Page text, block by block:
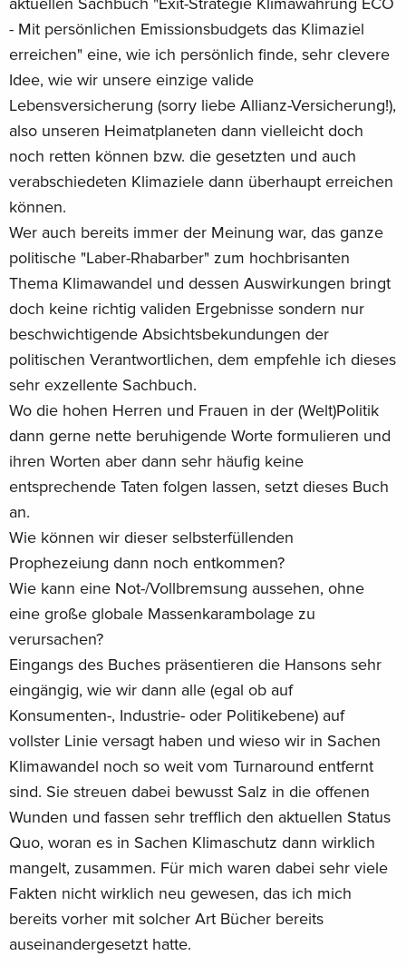
nachhaltige Ökonomie, und entwickelten das »Alternative
Klimakonzept«.
Summary
Der Klimawandel zählt zu den größten Herausforderungen,
die wir derzeit als Gesellschaft zu bewältigen haben. Aber
die bisherigen Maßnahmen der Politik zum Klimaschutz
reichen nicht aus. Die Emissionen steigen von Jahr zu Jahr
und waren noch nie so hoch wie heute. Deshalb braucht es
ein zuverlässiges und gerechtes Klimakonzept, um der
Erderwärmung und den Grenzen unseres Planeten
angemessen – in derselben Größenordnung wie dem
Problem selbst – zu begegnen.
Die NGO SaveClimate.Earth zeigt: Die Einführung einer
neuen Klimawährung ECO (Earth Carbon Obligation) würde
alle Produkte und Dienstleistungen mit einem separaten
Emissionspreisschild als einheitliches CO2-Label versehen,
sodass unser Konsum einen realistischen und transparenten
Klimapreis erhält. Gemeinsam mit handelbaren persönlichen
Emissionsbudgets als ökologischem Grundeinkommen für
alle bewirkt der ECO den notwendigen Transformationsdruck
auf die Industrie und deren Herstellungsprozesse. Durch das
sich verändernde Kaufverhalten der Verbraucher werden
vermehrt klimafreundliche Alternativen für unseren Konsum
entstehen. Auf diesem Weg können wir innerhalb der
verbleibenden Zeit sowohl der Klimakrise als auch dem
Problem der sozialen Ungleichheit umfassend und
transnational entgegenwirken. Dieser innovative Ansatz
bewirkt, dass jeder von uns zu einem entscheidenden Teil
der Lösung wird - und das Erreichen des Klimaziels somit in
greifbare Nähe rückt.
seinen Konsum entscheiden kann. Es ist ein Instrument der
Freiheit innerhalb klar gesteckter Grenzen für alle.«
Prof. Dr. Ernst Ulrich v. Weizsäcker
Umweltwissenschaftler, Politiker, Ehrenpräsident des Club of
Rome und des World Future Council
Additional text
- Mit persönlichen Emissionsbudgets das Klimaziel
erreichen" eine, wie ich persönlich finde, sehr clevere
Idee, wie wir unsere einzige valide
Lebensversicherung (sorry liebe Allianz-Versicherung!),
also unseren Heimatplaneten dann vielleicht doch
noch retten können bzw. die gesetzten und auch
verabschiedeten Klimaziele dann überhaupt erreichen
können.
Wer auch bereits immer der Meinung war, das ganze
politische "Laber-Rhabarber" zum hochbrisanten
Thema Klimawandel und dessen Auswirkungen bringt
doch keine richtig validen Ergebnisse sondern nur
beschwichtigende Absichtsbekundungen der
politischen Verantwortlichen, dem empfehle ich dieses
sehr exzellente Sachbuch.
Wo die hohen Herren und Frauen in der (Welt)Politik
dann gerne nette beruhigende Worte formulieren und
ihren Worten aber dann sehr häufig keine
entsprechende Taten folgen lassen, setzt dieses Buch
an.
Wie können wir dieser selbsterfüllenden
Prophezeiung dann noch entkommen?
Wie kann eine Not-/Vollbremsung aussehen, ohne
eine große globale Massenkarambolage zu
verursachen?
Eingangs des Buches präsentieren die Hansons sehr
eingängig, wie wir dann alle (egal ob auf
Konsumenten-, Industrie- oder Politikebene) auf
vollster Linie versagt haben und wieso wir in Sachen
Klimawandel noch so weit vom Turnaround entfernt
sind. Sie streuen dabei bewusst Salz in die offenen
Wunden und fassen sehr trefflich den aktuellen Status
Quo, woran es in Sachen Klimaschutz dann wirklich
mangelt, zusammen. Für mich waren dabei sehr viele
Fakten nicht wirklich neu gewesen, das ich mich
bereits vorher mit solcher Art Bücher bereits
auseinandergesetzt hatte.